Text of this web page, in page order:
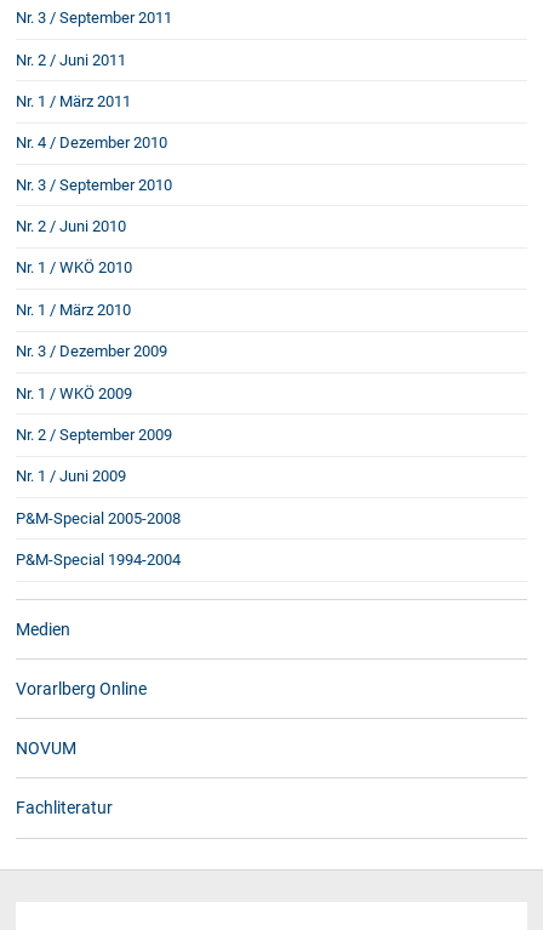
Nr. 3 / September 2011
Nr. 2 / Juni 2011
Nr. 1 / März 2011
Nr. 4 / Dezember 2010
Nr. 3 / September 2010
Nr. 2 / Juni 2010
Nr. 1 / WKÖ 2010
Nr. 1 / März 2010
Nr. 3 / Dezember 2009
Nr. 1 / WKÖ 2009
Nr. 2 / September 2009
Nr. 1 / Juni 2009
P&M-Special 2005-2008
P&M-Special 1994-2004
Medien
Vorarlberg Online
NOVUM
Fachliteratur